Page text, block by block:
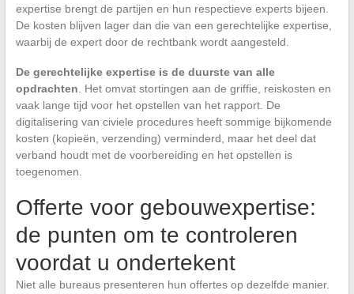
expertise brengt de partijen en hun respectieve experts bijeen.
De kosten blijven lager dan die van een gerechtelijke expertise,
waarbij de expert door de rechtbank wordt aangesteld.
De gerechtelijke expertise is de duurste van alle
opdrachten. Het omvat stortingen aan de griffie, reiskosten en
vaak lange tijd voor het opstellen van het rapport. De
digitalisering van civiele procedures heeft sommige bijkomende
kosten (kopieën, verzending) verminderd, maar het deel dat
verband houdt met de voorbereiding en het opstellen is
toegenomen.
Offerte voor gebouwexpertise:
de punten om te controleren
voordat u ondertekent
Niet alle bureaus presenteren hun offertes op dezelfde manier.